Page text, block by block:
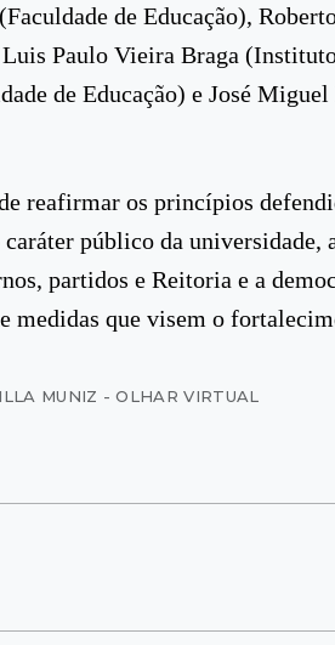
de Educação),
Paulo Vieira Braga
de Educação) e José
reafirmar os princípios
caráter público da universidade,
partidos e Reitoria e a
medidas que visem o
MUNIZ - OLHAR VIRTUAL